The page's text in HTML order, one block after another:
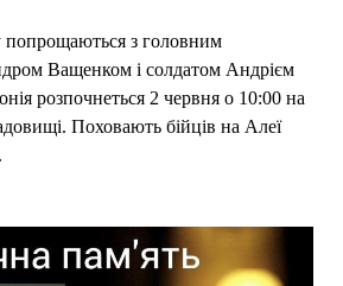
з головним
Ващенком і солдатом Андрієм
розпочнеться 2 червня о 10:00 на
Поховають бійців на Алеї